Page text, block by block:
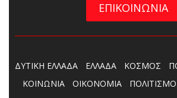
ΕΠΙΚΟΙΝΩΝΙΑ
ΔΥΤΙΚΗ ΕΛΛΑΔΑ ΕΛΛΑΔΑ ΚΟΣΜΟΣ
ΚΟΙΝΩΝΙΑ
ΟΙΚΟΝΟΜΙΑ